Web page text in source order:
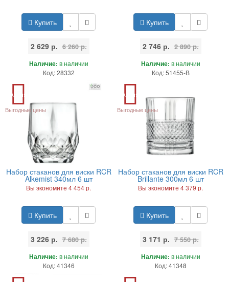
Купить
2 629 р. 6 260 р.
Наличие: в наличии
Код: 28332
Купить
2 746 р. 2 890 р.
Наличие: в наличии
Код: 51455-B
Акция
Выгодные цены
Набор стаканов для виски RCR
Alkemist 340мл 6 шт
Вы экономите 4 454 р.
Купить
3 226 р. 7 680 р.
Наличие: в наличии
Код: 41346
Акция
Выгодные цены
Набор стаканов для виски RCR
Brillante 300мл 6 шт
Вы экономите 4 379 р.
Купить
3 171 р. 7 550 р.
Наличие: в наличии
Код: 41348